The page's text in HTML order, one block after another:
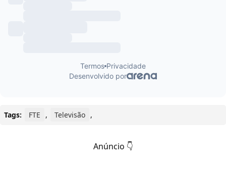
Tags: FTE , Televisão ,
Anúncio 👇